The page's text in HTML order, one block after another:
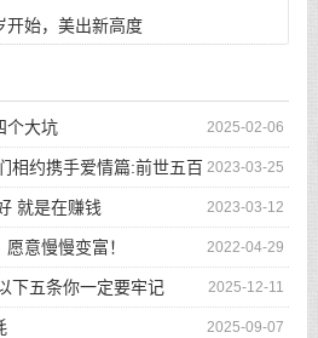
开始，美出新高度
2025-02-06
个大坑
2023-03-25
相约携手爱情篇:前世五百
2023-03-12
就是在赚钱
2022-04-29
意慢慢变富！
2025-12-11
下五条你一定要牢记
2025-09-07